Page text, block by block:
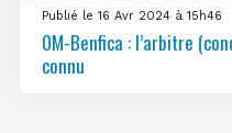
Publié le 16 Avr 2024 à 15h46
OM-Benfica : l’arbitre
connu